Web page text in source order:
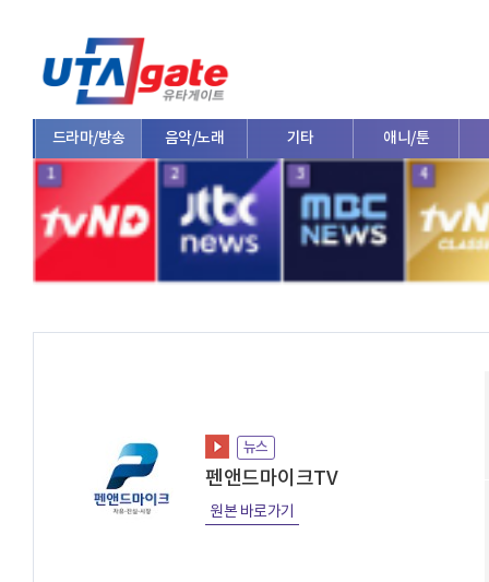
음악/노래 기타 애니/툰 기업
1 2 3 4
뉴스
펜앤드마이크TV
원본 바로가기